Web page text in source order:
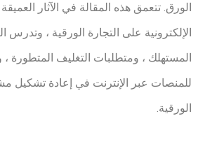
الورق. تتعمق هذه المقالة في الآثار
الإلكترونية على التجارة الورقية ،
المستهلك ، ومتطلبات التغليف المتطورة ،
للمنصات عبر الإنترنت في إعادة تشكيل
الورقية.